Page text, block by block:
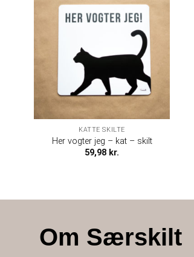
KATTE SKILTE
Her vogter jeg – kat – skilt
59,98 kr.
Om Særskilt